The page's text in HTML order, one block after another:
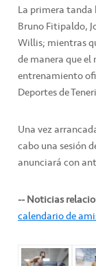
La primera
Bruno Fitipaldo,
Willis; mientras
de manera que
entrenamiento
Deportes de
Una vez
cabo una sesión
anunciará con
-- Noticias
calendario de